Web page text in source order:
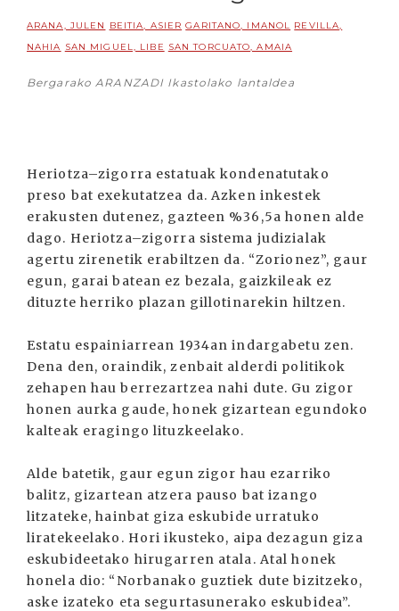
ARANA, JULEN BEITIA, ASIER GARITANO, IMANOL REVILLA,
NAHIA SAN MIGUEL, LIBE SAN TORCUATO, AMAIA
Bergarako ARANZADI Ikastolako lantaldea
Heriotza–zigorra estatuak kondenatutako
preso bat exekutatzea da. Azken inkestek
erakusten dutenez, gazteen %36,5a honen alde
dago. Heriotza–zigorra sistema judizialak
agertu zirenetik erabiltzen da. “Zorionez”, gaur
egun, garai batean ez bezala, gaizkileak ez
dituzte herriko plazan gillotinarekin hiltzen.
Estatu espainiarrean 1934an indargabetu zen.
Dena den, oraindik, zenbait alderdi politikok
zehapen hau berrezartzea nahi dute. Gu zigor
honen aurka gaude, honek gizartean egundoko
kalteak eragingo lituzkeelako.
Alde batetik, gaur egun zigor hau ezarriko
balitz, gizartean atzera pauso bat izango
litzateke, hainbat giza eskubide urratuko
liratekeelako. Hori ikusteko, aipa dezagun giza
eskubideetako hirugarren atala. Atal honek
honela dio: “Norbanako guztiek dute bizitzeko,
aske izateko eta segurtasunerako eskubidea”.